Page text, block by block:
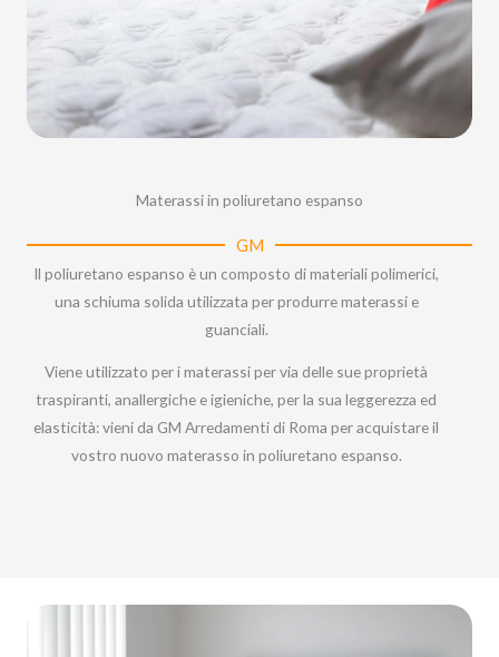
Materassi in poliuretano espanso
GM
Il poliuretano espanso è un composto di materiali polimerici,
una schiuma solida utilizzata per produrre materassi e
guanciali.
Viene utilizzato per i materassi per via delle sue proprietà
traspiranti, anallergiche e igieniche, per la sua leggerezza ed
elasticità: vieni da GM Arredamenti di Roma per acquistare il
vostro nuovo materasso in poliuretano espanso.